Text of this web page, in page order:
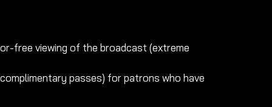
free viewing of the broadcast (extreme
passes) for patrons who have